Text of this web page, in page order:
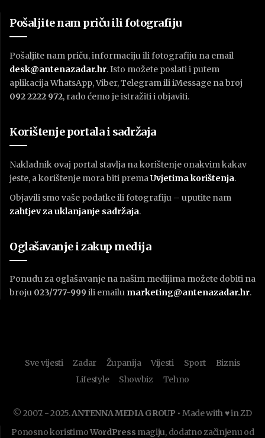
Pošaljite nam priču ili fotografiju
Pošaljite nam priču, informaciju ili fotografiju na email
desk@antenazadar.hr. Isto možete poslati i putem
aplikacija WhatsApp, Viber, Telegram ili iMessage na broj
092 2222 972, rado ćemo je istražiti i objaviti.
Korištenje portala i sadržaja
Nakladnik ovaj portal stavlja na korištenje onakvim kakav
jeste, a korištenje mora biti prema Uvjetima korištenja.
Objavili smo vaše podatke ili fotografiju – uputite nam
zahtjev za uklanjanje sadržaja.
Oglašavanje i zakup medija
Ponudu za oglašavanje na našim medijima možete dobiti na
broju 023/777-999 ili emailu marketing@antenazadar.hr.
Sve vijesti Zadar Županija Vijesti Sport
Biznis
Lifestyle
Showbiz Tehno
© 2007. - 2025.ANTENNA MEDIA GROUP • Made with ♥ in ZD
Ponosno koristimoWordPress magiju, dodatno začinjenu od